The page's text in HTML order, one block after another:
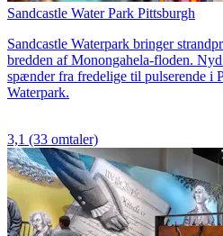
Sandcastle Water Park Pittsburgh
Sandcastle Waterpark bringer
bredden af Monongahela-floden.
spænder fra fredelige til pulserende i
Waterpark.
3,1 (33 omtaler)